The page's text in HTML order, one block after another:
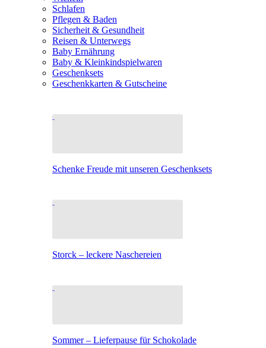
Schlafen
Pflegen & Baden
Sicherheit & Gesundheit
Reisen & Unterwegs
Baby Ernährung
Baby & Kleinkindspielwaren
Geschenksets
Geschenkkarten & Gutscheine
Schenke Freude mit unseren Geschenksets
Storck – leckere Naschereien
Sommer – Lieferpause für Schokolade